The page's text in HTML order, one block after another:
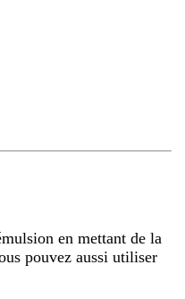
en mettant de la
pouvez aussi utiliser